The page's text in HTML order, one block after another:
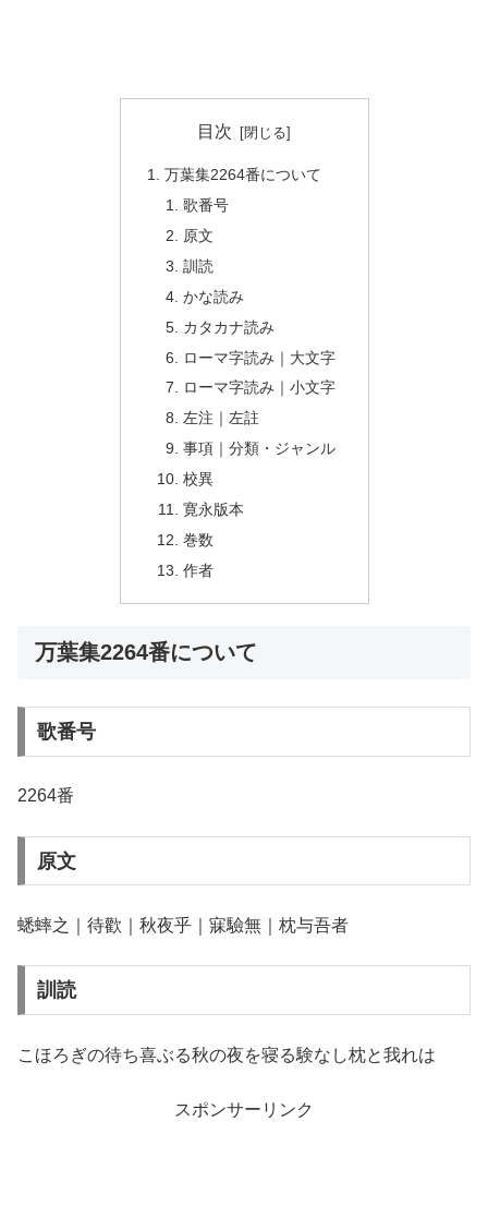
目次
万葉集2264番について
歌番号
原文
訓読
かな読み
カタカナ読み
ローマ字読み｜大文字
ローマ字読み｜小文字
左注｜左註
事項｜分類・ジャンル
校異
寛永版本
巻数
作者
万葉集2264番について
歌番号
2264番
原文
蟋蟀之｜待歡｜秋夜乎｜寐驗無｜枕与吾者
訓読
こほろぎの待ち喜ぶる秋の夜を寝る験なし枕と我れは
スポンサーリンク